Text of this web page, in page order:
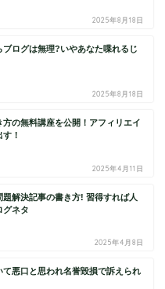
2025年8月18日
ブログは無理?いやあなた喋れるじ
2025年8月18日
方の無料講座を公開！アフィリエイ
す！
2025年4月11日
題解決記事の書き方! 習得すれば人
グネタ
2025年4月8日
て悪口と思われ名誉毀損で訴えられ